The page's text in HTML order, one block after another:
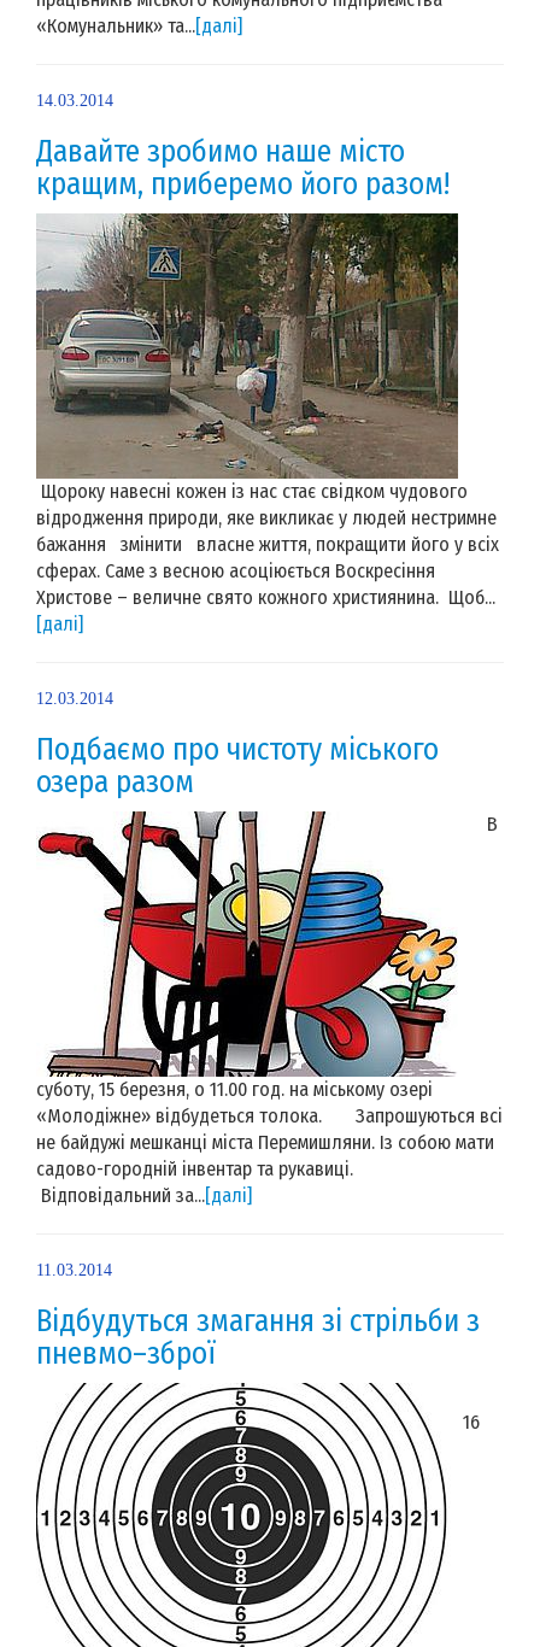
«Комунальник» та...[далі]
14.03.2014
Давайте зробимо наше місто
кращим, приберемо його разом!
Щороку навесні кожен із нас стає свідком чудового
відродження природи, яке викликає у людей нестримне
бажання змінити власне життя, покращити його у всіх
сферах. Саме з весною асоціюється Воскресіння
Христове – величне свято кожного християнина. Щоб...
[далі]
12.03.2014
Подбаємо про чистоту міського
озера разом
В
суботу, 15 березня, о 11.00 год. на міському озері
«Молодіжне» відбудеться толока. Запрошуються всі
не байдужі мешканці міста Перемишляни. Із собою мати
садово-городній інвентар та рукавиці.
Відповідальний за...[далі]
11.03.2014
Відбудуться змагання зі стрільби з
пневмо–зброї
16